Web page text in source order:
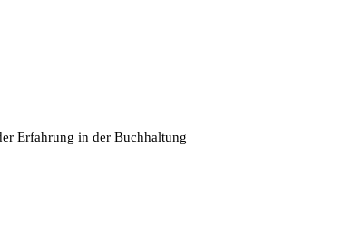
Erfahrung in der Buchhaltung